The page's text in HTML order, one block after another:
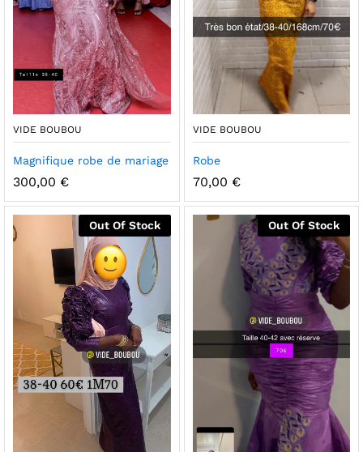
VIDE BOUBOU
Magnifique robe de mariage
300,00 €
VIDE BOUBOU
Robe
70,00 €
Out Of Stock Out Of Stock